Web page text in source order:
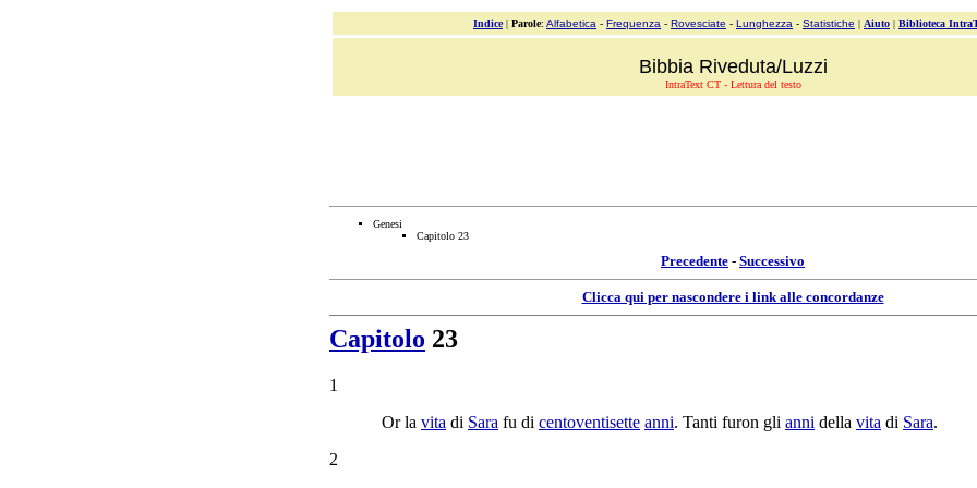
Indice| Parole: Alfabetica - Frequenza - Rovesciate - Lunghezza - Statistiche | Aiuto | Biblioteca
Bibbia Riveduta/Luzzi
IntraText CT - Lettura del testo
Genesi
Capitolo 23
Precedente - Successivo
Clicca qui per nascondere i link alle concordanze
Capitolo 23
1
Or la vita di Sara fu di centoventisette anni. Tanti furon gli anni della vita di Sara.
2